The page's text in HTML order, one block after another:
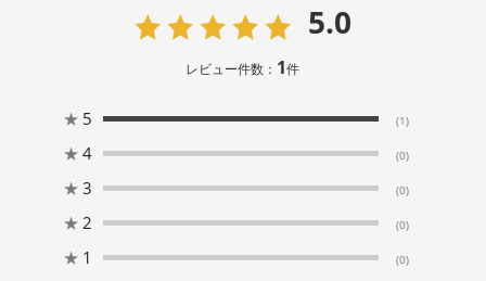
5.0
レビュー件数： 1件
★ 5 (1)
★ 4 (0)
★ 3 (0)
★ 2 (0)
★ 1 (0)